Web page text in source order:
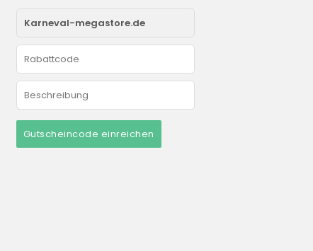
Gutscheincode einreichen